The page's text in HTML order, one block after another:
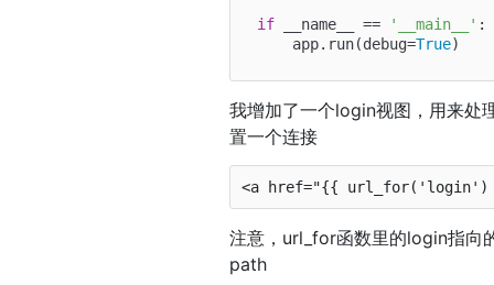
if __name__ == '__main__' :
    app.run(debug=
True
我增加了一个login视图，用来处
置一个连接
注意，url_for函数里的login指向
path